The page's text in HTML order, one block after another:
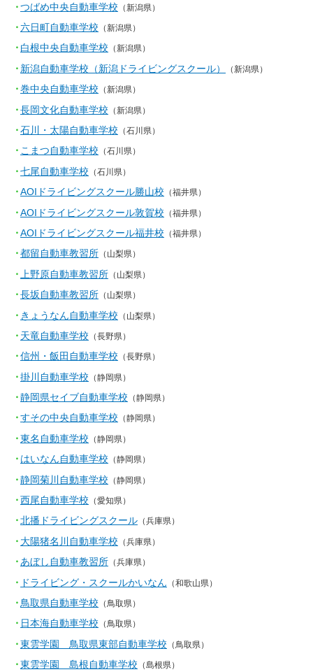
つばめ中央自動車学校 （新潟県）
六日町自動車学校 （新潟県）
白根中央自動車学校 （新潟県）
新潟自動車学校（新潟ドライビングスクール） （新潟県）
巻中央自動車学校 （新潟県）
長岡文化自動車学校 （新潟県）
石川・太陽自動車学校 （石川県）
こまつ自動車学校 （石川県）
七尾自動車学校 （石川県）
AOIドライビングスクール勝山校 （福井県）
AOIドライビングスクール敦賀校 （福井県）
AOIドライビングスクール福井校 （福井県）
都留自動車教習所 （山梨県）
上野原自動車教習所 （山梨県）
長坂自動車教習所 （山梨県）
きょうなん自動車学校 （山梨県）
天竜自動車学校 （長野県）
信州・飯田自動車学校 （長野県）
掛川自動車学校 （静岡県）
静岡県セイブ自動車学校 （静岡県）
すその中央自動車学校 （静岡県）
東名自動車学校 （静岡県）
はいなん自動車学校 （静岡県）
静岡菊川自動車学校 （静岡県）
西尾自動車学校 （愛知県）
北播ドライビングスクール （兵庫県）
大陽猪名川自動車学校 （兵庫県）
あぼし自動車教習所 （兵庫県）
ドライビング・スクールかいなん （和歌山県）
鳥取県自動車学校 （鳥取県）
日本海自動車学校 （鳥取県）
東雲学園 鳥取県東部自動車学校 （鳥取県）
東雲学園 島根自動車学校 （島根県）